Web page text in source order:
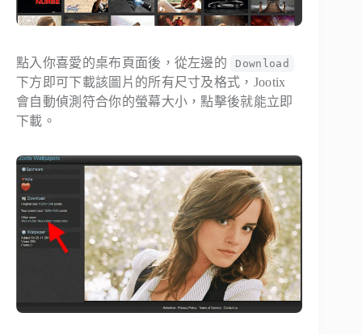
點入你喜愛的桌布頁面後，從左邊的 Download
下方即可下載該圖片的所有尺寸及格式，Jootix
會自動偵測符合你的螢幕大小，點擊後就能立即
下載。